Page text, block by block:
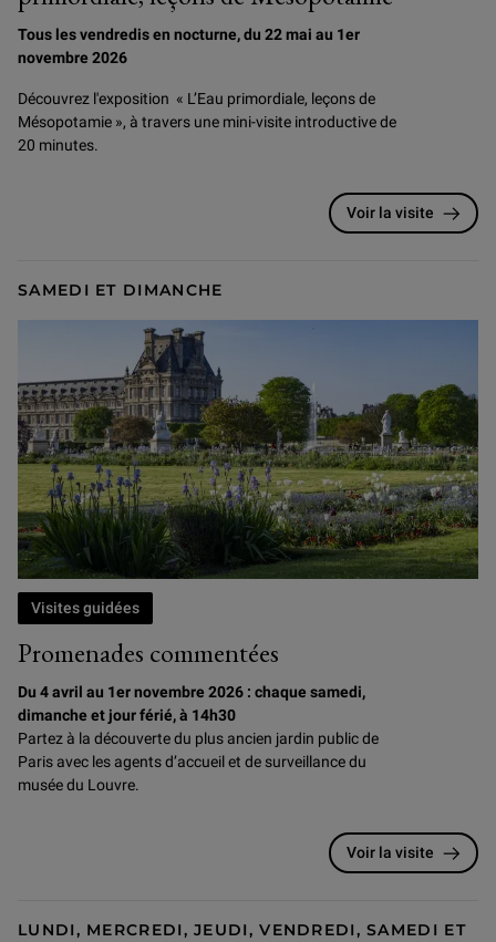
Tous les vendredis en nocturne, du 22 mai au 1er
novembre 2026
Découvrez l'exposition « L’Eau primordiale, leçons de
Mésopotamie », à travers une mini-visite introductive de
20 minutes.
Voir la visite
SAMEDI ET DIMANCHE
Promenades commentées
Visites guidées
Du 4 avril au 1er novembre 2026 : chaque samedi,
dimanche et jour férié, à 14h30
Partez à la découverte du plus ancien jardin public de
Paris avec les agents d’accueil et de surveillance du
musée du Louvre.
Voir la visite
LUNDI, MERCREDI, JEUDI, VENDREDI, SAMEDI ET